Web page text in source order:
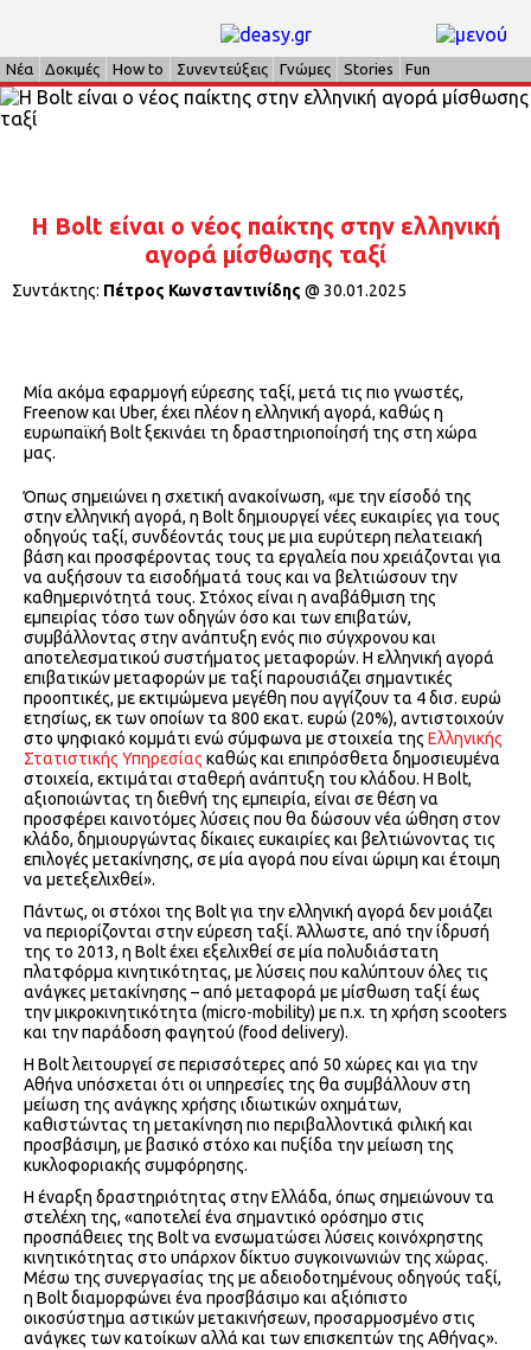
Νέα Δοκιμές How to Συνεντεύξεις Γνώμες Stories Fun
Η Bolt είναι o νέος παίκτης στην ελληνική
αγορά μίσθωσης ταξί
Συντάκτης: Πέτρος Κωνσταντινίδης @ 30.01.2025
Μία ακόμα εφαρμογή εύρεσης ταξί, μετά τις πιο γνωστές,
Freenow και Uber, έχει πλέον η ελληνική αγορά, καθώς η
ευρωπαϊκή Bolt ξεκινάει τη δραστηριοποίησή της στη χώρα
μας.
Όπως σημειώνει η σχετική ανακοίνωση, «με την είσοδό της
στην ελληνική αγορά, η Bolt δημιουργεί νέες ευκαιρίες για τους
οδηγούς ταξί, συνδέοντάς τους με μια ευρύτερη πελατειακή
βάση και προσφέροντας τους τα εργαλεία που χρειάζονται για
να αυξήσουν τα εισοδήματά τους και να βελτιώσουν την
καθημερινότητά τους. Στόχος είναι η αναβάθμιση της
εμπειρίας τόσο των οδηγών όσο και των επιβατών,
συμβάλλοντας στην ανάπτυξη ενός πιο σύγχρονου και
αποτελεσματικού συστήματος μεταφορών. Η ελληνική αγορά
επιβατικών μεταφορών με ταξί παρουσιάζει σημαντικές
προοπτικές, με εκτιμώμενα μεγέθη που αγγίζουν τα 4 δισ. ευρώ
ετησίως, εκ των οποίων τα 800 εκατ. ευρώ (20%), αντιστοιχούν
στο ψηφιακό κομμάτι ενώ σύμφωνα με στοιχεία της Ελληνικής
Στατιστικής Υπηρεσίας καθώς και επιπρόσθετα δημοσιευμένα
στοιχεία, εκτιμάται σταθερή ανάπτυξη του κλάδου. Η Bolt,
αξιοποιώντας τη διεθνή της εμπειρία, είναι σε θέση να
προσφέρει καινοτόμες λύσεις που θα δώσουν νέα ώθηση στον
κλάδο, δημιουργώντας δίκαιες ευκαιρίες και βελτιώνοντας τις
επιλογές μετακίνησης, σε μία αγορά που είναι ώριμη και έτοιμη
να μετεξελιχθεί».
Πάντως, οι στόχοι της Bolt για την ελληνική αγορά δεν μοιάζει
να περιορίζονται στην εύρεση ταξί. Άλλωστε, από την ίδρυσή
της το 2013, η Bolt έχει εξελιχθεί σε μία πολυδιάστατη
πλατφόρμα κινητικότητας, με λύσεις που καλύπτουν όλες τις
ανάγκες μετακίνησης – από μεταφορά με μίσθωση ταξί έως
την μικροκινητικότητα (micro-mobility) με π.χ. τη χρήση scooters
και την παράδοση φαγητού (food delivery).
Η Bolt λειτουργεί σε περισσότερες από 50 χώρες και για την
Αθήνα υπόσχεται ότι οι υπηρεσίες της θα συμβάλλουν στη
μείωση της ανάγκης χρήσης ιδιωτικών οχημάτων,
καθιστώντας τη μετακίνηση πιο περιβαλλοντικά φιλική και
προσβάσιμη, με βασικό στόχο και πυξίδα την μείωση της
κυκλοφοριακής συμφόρησης.
Η έναρξη δραστηριότητας στην Ελλάδα, όπως σημειώνουν τα
στελέχη της, «αποτελεί ένα σημαντικό ορόσημο στις
προσπάθειες της Bolt να ενσωματώσει λύσεις κοινόχρηστης
κινητικότητας στο υπάρχον δίκτυο συγκοινωνιών της χώρας.
Μέσω της συνεργασίας της με αδειοδοτημένους οδηγούς ταξί,
η Bolt διαμορφώνει ένα προσβάσιμο και αξιόπιστο
οικοσύστημα αστικών μετακινήσεων, προσαρμοσμένο στις
ανάγκες των κατοίκων αλλά και των επισκεπτών της Αθήνας».